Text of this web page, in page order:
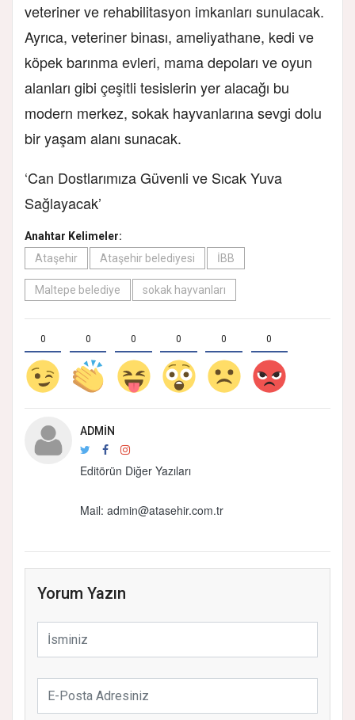
veteriner ve rehabilitasyon imkanları sunulacak.
Ayrıca, veteriner binası, ameliyathane, kedi ve
köpek barınma evleri, mama depoları ve oyun
alanları gibi çeşitli tesislerin yer alacağı bu
modern merkez, sokak hayvanlarına sevgi dolu
bir yaşam alanı sunacak.
‘Can Dostlarımıza Güvenli ve Sıcak Yuva
Sağlayacak’
Anahtar Kelimeler:
Ataşehir
Ataşehir belediyesi İBB
Maltepe belediye sokak hayvanları
0 0 0 0 0 0
ADMIN
Editörün Diğer Yazıları
Mail: admin@atasehir.com.tr
Yorum Yazın